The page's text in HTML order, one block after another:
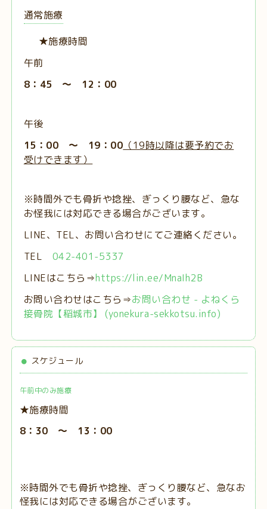
通常施療
★施療時間
午前
8：45 ～ 12：00
午後
15：00 ～ 19：00 （19時以降は要予約でお
受けできます）
※時間外でも骨折や捻挫、ぎっくり腰など、急な
お怪我には対応できる場合がございます。
LINE、TEL、お問い合わせにてご連絡ください。
TEL 042-401-5337
LINEはこちら⇒https://lin.ee/MnaIh2B
お問い合わせはこちら⇒お問い合わせ - よねくら
接骨院【稲城市】 (yonekura-sekkotsu.info)
スケジュール
午前中のみ施療
★施療時間
8：30 ～ 13：00
※時間外でも骨折や捻挫、ぎっくり腰など、急なお
怪我には対応できる場合がございます。